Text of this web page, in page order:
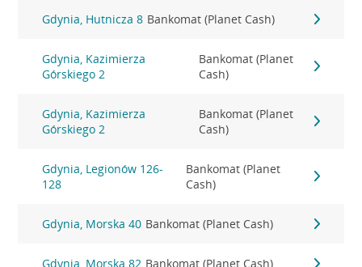
Gdynia, Hutnicza 8 Bankomat (Planet Cash)
Gdynia, Kazimierza
Górskiego 2
Bankomat (Planet
Cash)
Gdynia, Kazimierza
Górskiego 2
Bankomat (Planet
Cash)
Gdynia, Legionów 126-
128
Bankomat (Planet
Cash)
Gdynia, Morska 40 Bankomat (Planet Cash)
Gdynia, Morska 82 Bankomat (Planet Cash)